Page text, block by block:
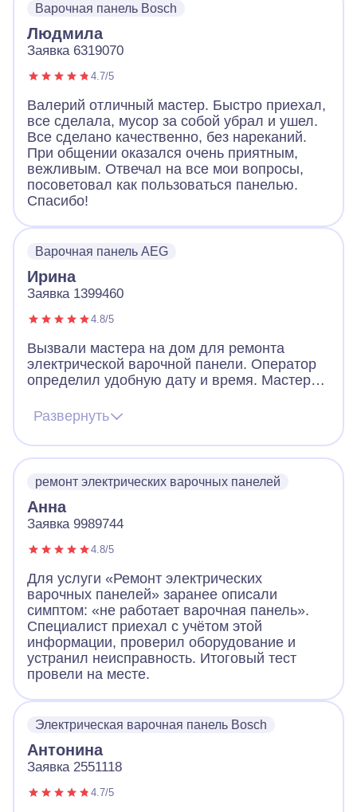
Варочная панель Bosch
Людмила
Заявка 6319070
4.7/5
Валерий отличный мастер. Быстро приехал,
все сделала, мусор за собой убрал и ушел.
Все сделано качественно, без нареканий.
При общении оказался очень приятным,
вежливым. Отвечал на все мои вопросы,
посоветовал как пользоваться панелью.
Спасибо!
Варочная панель AEG
Ирина
Заявка 1399460
4.8/5
Вызвали мастера на дом для ремонта
электрической варочной панели. Оператор
определил удобную дату и время. Мастер
предупредил звонком, что скоро будет на
месте. По приходу надел сменную обувь,
что очень обрадовало! Посмотрел панель,
объяснил в чем дело. За короткое время
устранил неполадки, заменив детали.
Работа понравилась!
Развернуть
ремонт электрических варочных панелей
Анна
Заявка 9989744
4.8/5
Для услуги «Ремонт электрических
варочных панелей» заранее описали
симптом: «не работает варочная панель».
Специалист приехал с учётом этой
информации, проверил оборудование и
устранил неисправность. Итоговый тест
провели на месте.
Электрическая варочная панель Bosch
Антонина
Заявка 2551118
4.7/5